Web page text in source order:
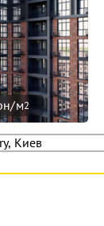
м2
Киев